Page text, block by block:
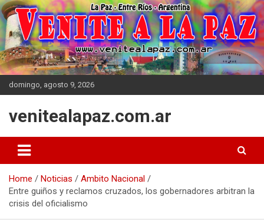
Skip
to
content
domingo, agosto 9, 2026
venitealapaz.com.ar
Home Noticias
Ambito Nacional
Entre guiños y reclamos cruzados, los gobernadores arbitran la
crisis del oficialismo